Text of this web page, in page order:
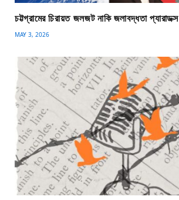
চট্টগ্রামের চিরায়ত জলজট নাকি জলাবদ্ধতা প্যারাডক্স
MAY 3, 2026